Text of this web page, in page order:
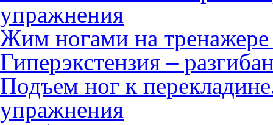
упражнения
Жим ногами на тренажере
Гиперэкстензия –
Подъем ног к
упражнения